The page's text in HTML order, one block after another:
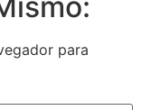
para